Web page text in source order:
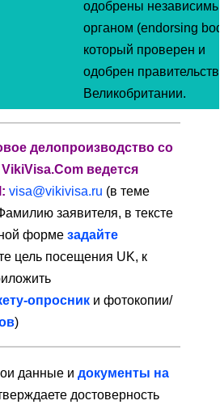
одобрены
органом (endorsing
который проверен и
одобрен
Великобритании.
делопроизводство со
ведется
visa@vikivisa.ru (в теме
заявителя, в тексте
форме задайте
цель посещения UK, к
опросник и фотокопии/
)
данные и документы на
достоверность